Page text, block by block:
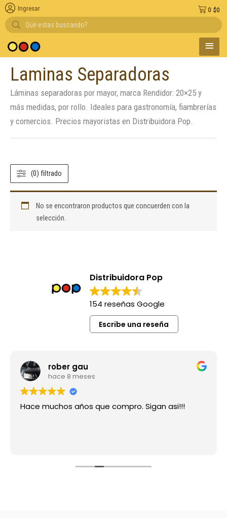
Búsqueda
de
productos
de pago
$0
0
Ingresar
MENÚ
Laminas Separadoras
Láminas separadoras por mayor, marca Rendidor: 20×25 y
más medidas, por rollo. Ideales para gastronomía, fiambrerías
y comercios. Precios mayoristas en Distribuidora Pop.
(0) filtrado
No se encontraron productos que concuerden con la
selección.
Distribuidora Pop
154 reseñas Google
Escribe una reseña
rober gau
hace 8 meses
Hace muchos años que compro. Sigan asi!!!